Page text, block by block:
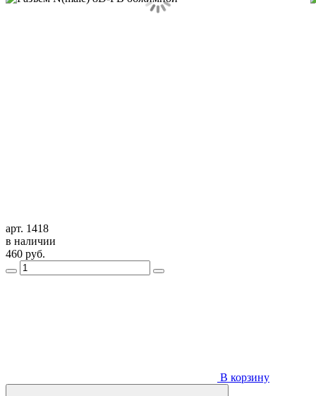
арт. 1418
в наличии
460 руб.
В корзину